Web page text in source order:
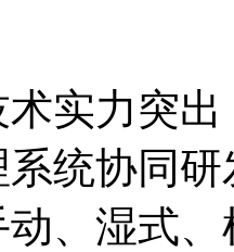
实力突
统协同
、湿式